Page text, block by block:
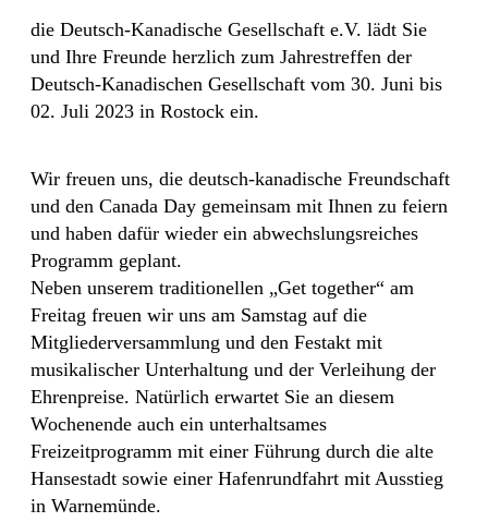
die Deutsch-Kanadische Gesellschaft e.V. lädt Sie
und Ihre Freunde herzlich zum Jahrestreffen der
Deutsch-Kanadischen Gesellschaft vom 30. Juni bis
02. Juli 2023 in Rostock ein.
Wir freuen uns, die deutsch-kanadische Freundschaft
und den Canada Day gemeinsam mit Ihnen zu feiern
und haben dafür wieder ein abwechslungsreiches
Programm geplant.
Neben unserem traditionellen „Get together“ am
Freitag freuen wir uns am Samstag auf die
Mitgliederversammlung und den Festakt mit
musikalischer Unterhaltung und der Verleihung der
Ehrenpreise. Natürlich erwartet Sie an diesem
Wochenende auch ein unterhaltsames
Freizeitprogramm mit einer Führung durch die alte
Hansestadt sowie einer Hafenrundfahrt mit Ausstieg
in Warnemünde.